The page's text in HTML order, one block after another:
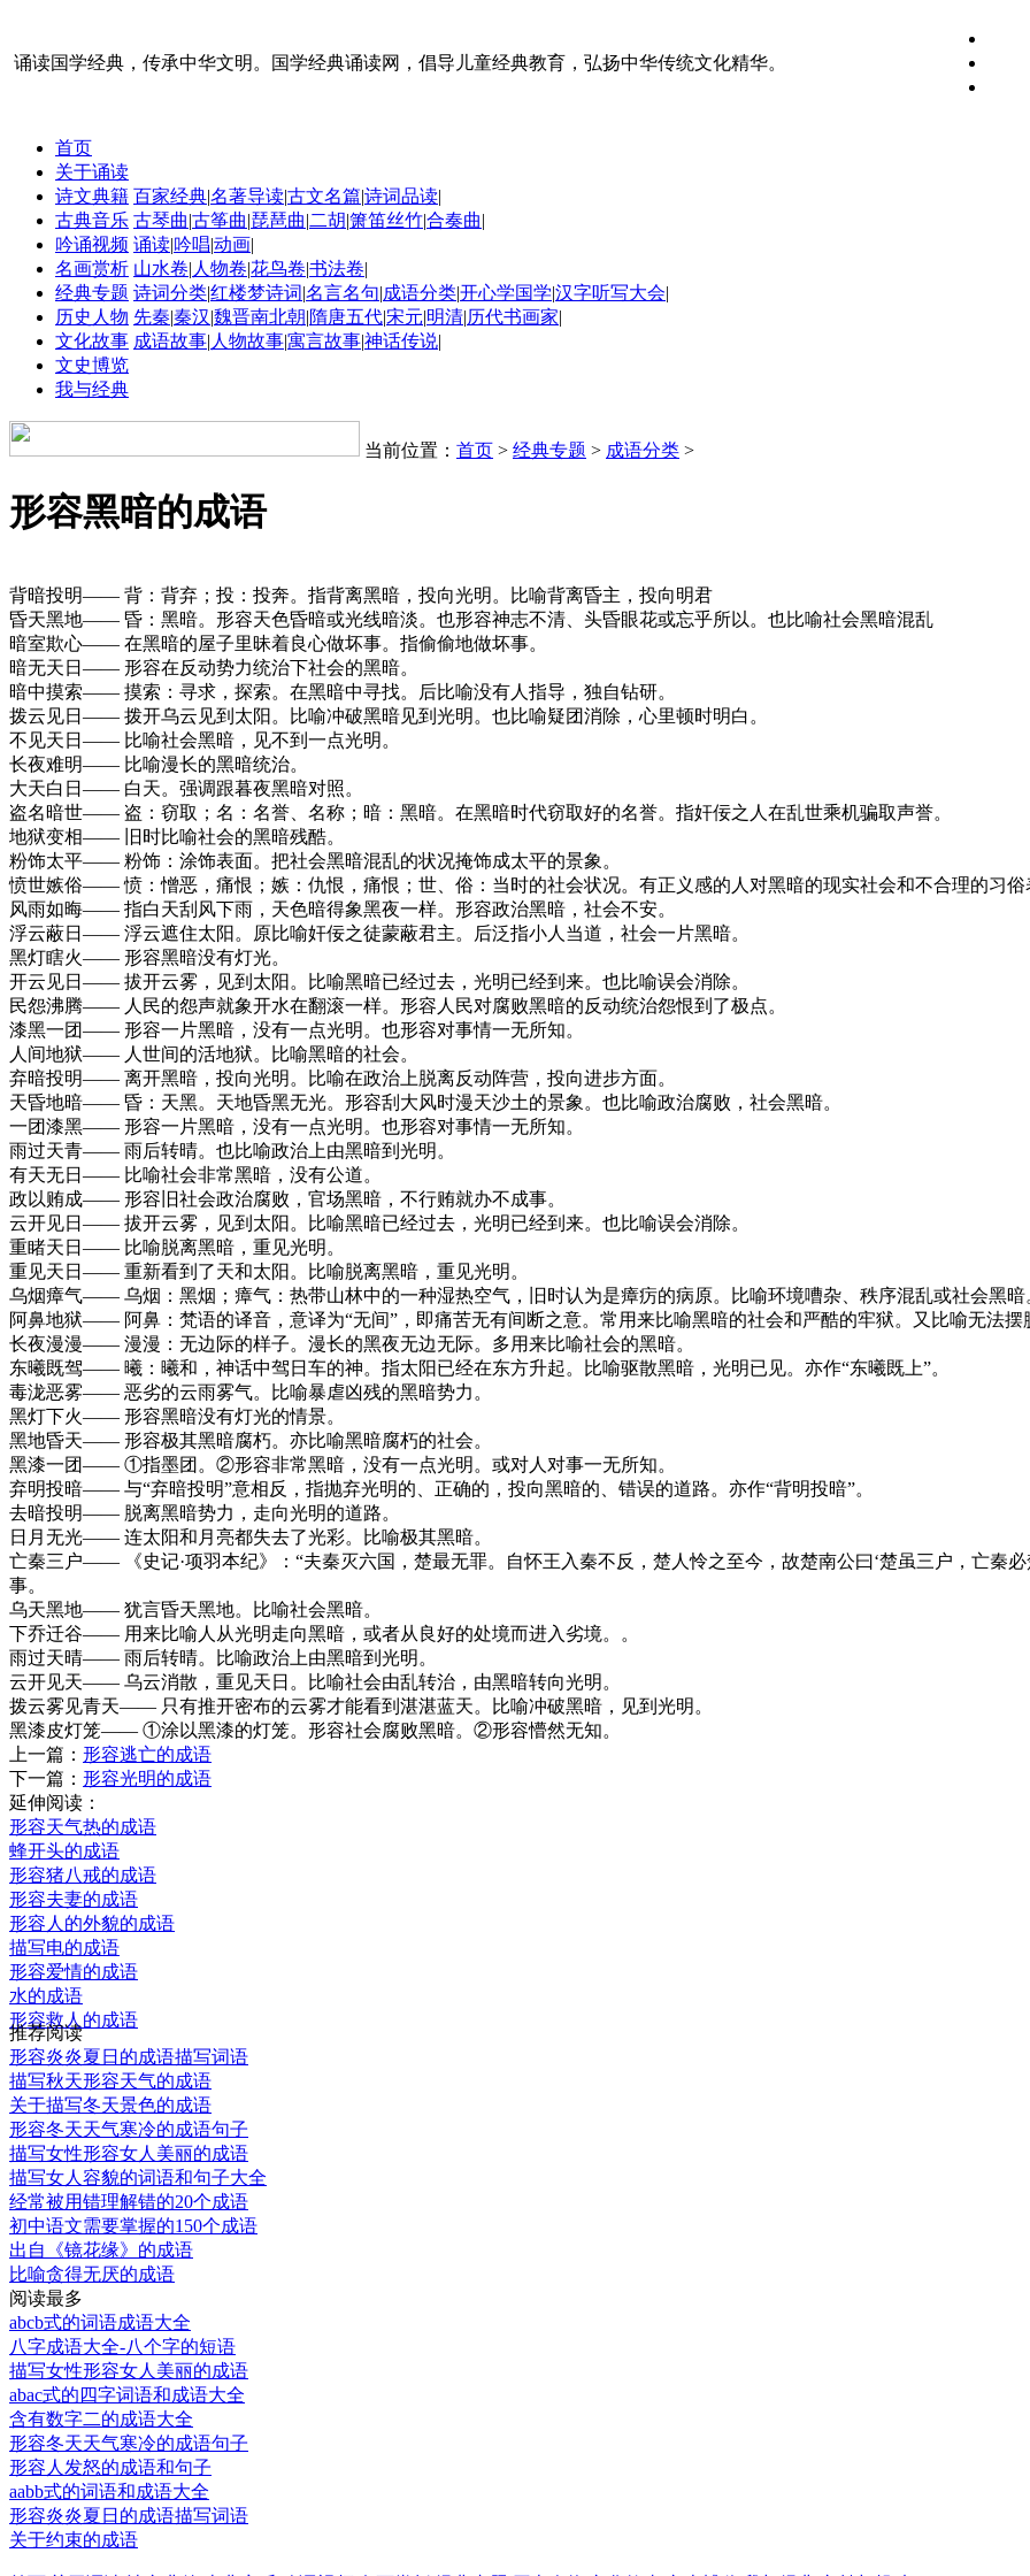
诵读国学经典，传承中华文明。国学经典诵读网，倡导儿童经典教育，弘扬中华传统文化精华。
首页
关于诵读
诗文典籍 百家经典|名著导读|古文名篇|诗词品读|
古典音乐 古琴曲|古筝曲|琵琶曲|二胡|箫笛丝竹|合奏曲|
吟诵视频 诵读|吟唱|动画|
名画赏析 山水卷| 人物卷|花鸟卷|书法卷|
经典专题 诗词分类|红楼梦诗词|名言名句|成语分类|开心学国学|汉字听写大会|
历史人物 先秦|秦汉|魏晋南北朝|隋唐五代|宋元|明清|历代书画家|
文化故事 成语故事| 人物故事|寓言故事|神话传说|
文史博览
我与经典
当前位置： 首页 > 经典专题 > 成语分类 >
形容黑暗的成语
背暗投明—— 背：背弃；投：投奔。指背离黑暗，投向光明。比喻背离昏主，投向明君
昏天黑地—— 昏：黑暗。形容天色昏暗或光线暗淡。也形容神志不清、头昏眼花或忘乎所以。也比喻社会黑暗混乱
暗室欺心—— 在黑暗的屋子里昧着良心做坏事。指偷偷地做坏事。
暗无天日—— 形容在反动势力统治下社会的黑暗。
暗中摸索—— 摸索：寻求，探索。在黑暗中寻找。后比喻没有人指导，独自钻研。
拨云见日—— 拨开乌云见到太阳。比喻冲破黑暗见到光明。也比喻疑团消除，心里顿时明白。
不见天日—— 比喻社会黑暗，见不到一点光明。
长夜难明—— 比喻漫长的黑暗统治。
大天白日—— 白天。强调跟暮夜黑暗对照。
盗名暗世—— 盗：窃取；名：名誉、名称；暗：黑暗。在黑暗时代窃取好的名誉。指奸佞之人在乱世乘机骗取声誉。
地狱变相—— 旧时比喻社会的黑暗残酷。
粉饰太平—— 粉饰：涂饰表面。把社会黑暗混乱的状况掩饰成太平的景象。
愤世嫉俗—— 愤：憎恶，痛恨；嫉：仇恨，痛恨；世、俗：当时的社会状况。有正义感的人对黑暗的现实社会和不合理的习俗
风雨如晦—— 指白天刮风下雨，天色暗得象黑夜一样。形容政治黑暗，社会不安。
浮云蔽日—— 浮云遮住太阳。原比喻奸佞之徒蒙蔽君主。后泛指小人当道，社会一片黑暗。
黑灯瞎火—— 形容黑暗没有灯光。
开云见日—— 拔开云雾，见到太阳。比喻黑暗已经过去，光明已经到来。也比喻误会消除。
民怨沸腾—— 人民的怨声就象开水在翻滚一样。形容人民对腐败黑暗的反动统治怨恨到了极点。
漆黑一团—— 形容一片黑暗，没有一点光明。也形容对事情一无所知。
人间地狱—— 人世间的活地狱。比喻黑暗的社会。
弃暗投明—— 离开黑暗，投向光明。比喻在政治上脱离反动阵营，投向进步方面。
天昏地暗—— 昏：天黑。天地昏黑无光。形容刮大风时漫天沙土的景象。也比喻政治腐败，社会黑暗。
一团漆黑—— 形容一片黑暗，没有一点光明。也形容对事情一无所知。
雨过天青—— 雨后转晴。也比喻政治上由黑暗到光明。
有天无日—— 比喻社会非常黑暗，没有公道。
政以贿成—— 形容旧社会政治腐败，官场黑暗，不行贿就办不成事。
云开见日—— 拔开云雾，见到太阳。比喻黑暗已经过去，光明已经到来。也比喻误会消除。
重睹天日—— 比喻脱离黑暗，重见光明。
重见天日—— 重新看到了天和太阳。比喻脱离黑暗，重见光明。
乌烟瘴气—— 乌烟：黑烟；瘴气：热带山林中的一种湿热空气，旧时认为是瘴疠的病原。比喻环境嘈杂、秩序混乱或社会黑暗
阿鼻地狱—— 阿鼻：梵语的译音，意译为“无间”，即痛苦无有间断之意。常用来比喻黑暗的社会和严酷的牢狱。又比喻无法摆
长夜漫漫—— 漫漫：无边际的样子。漫长的黑夜无边无际。多用来比喻社会的黑暗。
东曦既驾—— 曦：曦和，神话中驾日车的神。指太阳已经在东方升起。比喻驱散黑暗，光明已见。亦作“东曦既上”。
毒泷恶雾—— 恶劣的云雨雾气。比喻暴虐凶残的黑暗势力。
黑灯下火—— 形容黑暗没有灯光的情景。
黑地昏天—— 形容极其黑暗腐朽。亦比喻黑暗腐朽的社会。
黑漆一团—— ①指墨团。②形容非常黑暗，没有一点光明。或对人对事一无所知。
弃明投暗—— 与“弃暗投明”意相反，指抛弃光明的、正确的，投向黑暗的、错误的道路。亦作“背明投暗”。
去暗投明—— 脱离黑暗势力，走向光明的道路。
日月无光—— 连太阳和月亮都失去了光彩。比喻极其黑暗。
亡秦三户—— 《史记·项羽本纪》：“夫秦灭六国，楚最无罪。自怀王入秦不反，楚人怜之至今，故楚南公曰‘楚虽三户，亡秦
事。
乌天黑地—— 犹言昏天黑地。比喻社会黑暗。
下乔迁谷—— 用来比喻人从光明走向黑暗，或者从良好的处境而进入劣境。。
雨过天晴—— 雨后转晴。比喻政治上由黑暗到光明。
云开见天—— 乌云消散，重见天日。比喻社会由乱转治，由黑暗转向光明。
拨云雾见青天—— 只有推开密布的云雾才能看到湛湛蓝天。比喻冲破黑暗，见到光明。
黑漆皮灯笼—— ①涂以黑漆的灯笼。形容社会腐败黑暗。②形容懵然无知。
上一篇： 形容逃亡的成语
下一篇： 形容光明的成语
延伸阅读：
形容天气热的成语
蜂开头的成语
形容猪八戒的成语
形容夫妻的成语
形容人的外貌的成语
描写电的成语
形容爱情的成语
水的成语
形容救人的成语
推荐阅读
形容炎炎夏日的成语描写词语
描写秋天形容天气的成语
关于描写冬天景色的成语
形容冬天天气寒冷的成语句子
描写女性形容女人美丽的成语
描写女人容貌的词语和句子大全
经常被用错理解错的20个成语
初中语文需要掌握的150个成语
出自《镜花缘》的成语
比喻贪得无厌的成语
阅读最多
abcb式的词语成语大全
八字成语大全-八个字的短语
描写女性形容女人美丽的成语
abac式的四字词语和成语大全
含有数字二的成语大全
形容冬天天气寒冷的成语句子
形容人发怒的成语和句子
aabb式的词语和成语大全
形容炎炎夏日的成语描写词语
关于约束的成语